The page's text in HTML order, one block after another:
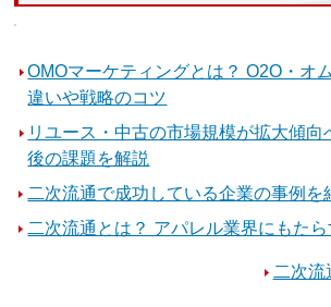
OMOマーケティングとは？ O2O・オ
違いや戦略のコツ
リユース・中古の市場規模が拡大傾向
後の課題を解説
二次流通で成功している企業の事例を
二次流通とは？ アパレル業界にもたら
二次流